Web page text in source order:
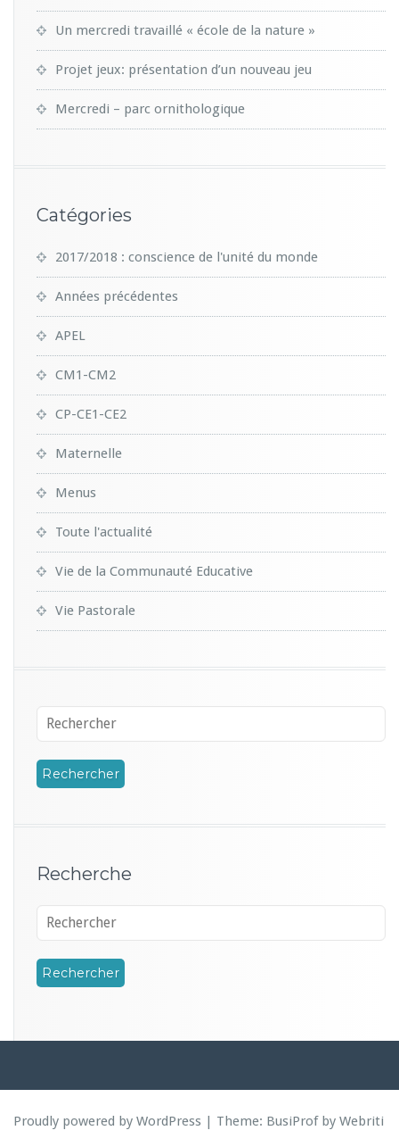
Un mercredi travaillé « école de la nature »
Projet jeux: présentation d’un nouveau jeu
Mercredi – parc ornithologique
Catégories
2017/2018 : conscience de l'unité du monde
Années précédentes
APEL
CM1-CM2
CP-CE1-CE2
Maternelle
Menus
Toute l'actualité
Vie de la Communauté Educative
Vie Pastorale
Recherche
Proudly powered by WordPress | Theme: BusiProfby Webriti